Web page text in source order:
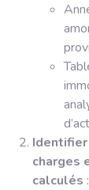
charges
calculés